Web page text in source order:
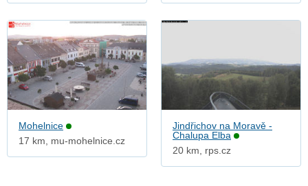
Mohelnice
17 km, mu-mohelnice.cz
Jindřichov na Moravě -
Chalupa Elba
20 km, rps.cz